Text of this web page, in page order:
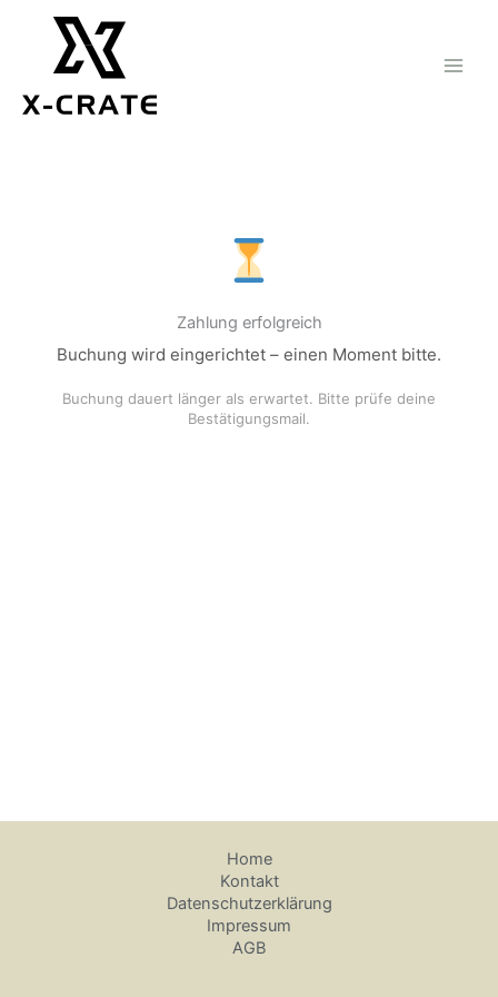
springen
Zahlung erfolgreich
Buchung wird eingerichtet – einen Moment bitte.
Buchung dauert länger als erwartet. Bitte prüfe deine
Bestätigungsmail.
Home
Kontakt
Datenschutzerklärung
Impressum
AGB